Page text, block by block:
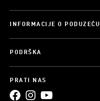
INFORMACIJE O PODUZEĆU
PODRŠKA
PRATI NAS